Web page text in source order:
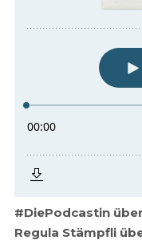
#DiePodcastin
Regula Stämpfli